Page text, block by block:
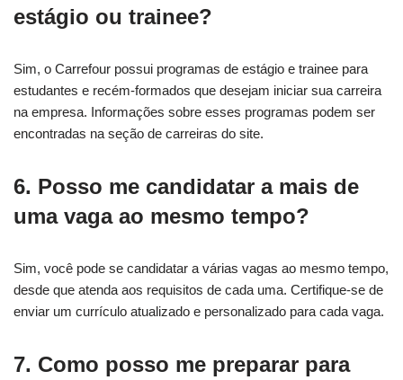
estágio ou trainee?
Sim, o Carrefour possui programas de estágio e trainee para
estudantes e recém-formados que desejam iniciar sua carreira
na empresa. Informações sobre esses programas podem ser
encontradas na seção de carreiras do site.
6. Posso me candidatar a mais de
uma vaga ao mesmo tempo?
Sim, você pode se candidatar a várias vagas ao mesmo tempo,
desde que atenda aos requisitos de cada uma. Certifique-se de
enviar um currículo atualizado e personalizado para cada vaga.
7. Como posso me preparar para